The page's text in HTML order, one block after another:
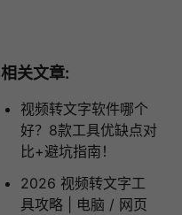
相关文章:
视频转文字软件哪个
好？8款工具优缺点对
比+避坑指南！
2026 视频转文字工
具攻略 | 电脑 / 网页